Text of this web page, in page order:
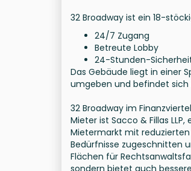
32 Broadway ist ein 18-
24/7 Zugang
Betreute Lobby
24-Stunden-
Das Gebäude liegt in einer
umgeben und befindet
32 Broadway im
Mieter ist Sacco & Fillas
Mietermarkt mit
Bedürfnisse zugeschnitten
Flächen für
sondern bietet auch